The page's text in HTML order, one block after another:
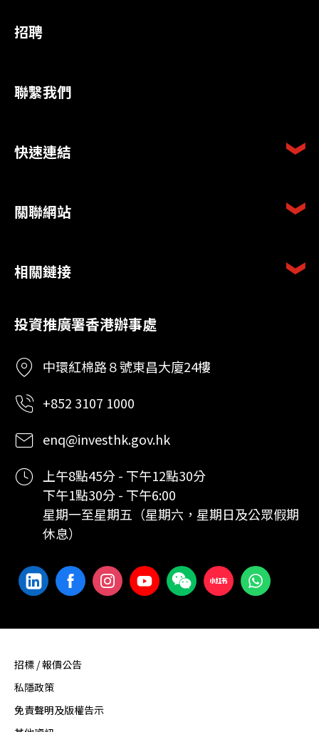
招聘
聯繫我們
快速連結
關聯網站
相關鏈接
投資推廣署香港辦事處
中環紅棉路８號東昌大廈24樓
+852 3107 1000
enq@investhk.gov.hk
上午8點45分 - 下午12點30分
下午1點30分 - 下午6:00
星期一至星期五（星期六，星期日及公眾假期
休息）
招標 / 報價公告
私隱政策
免責聲明及版權告示